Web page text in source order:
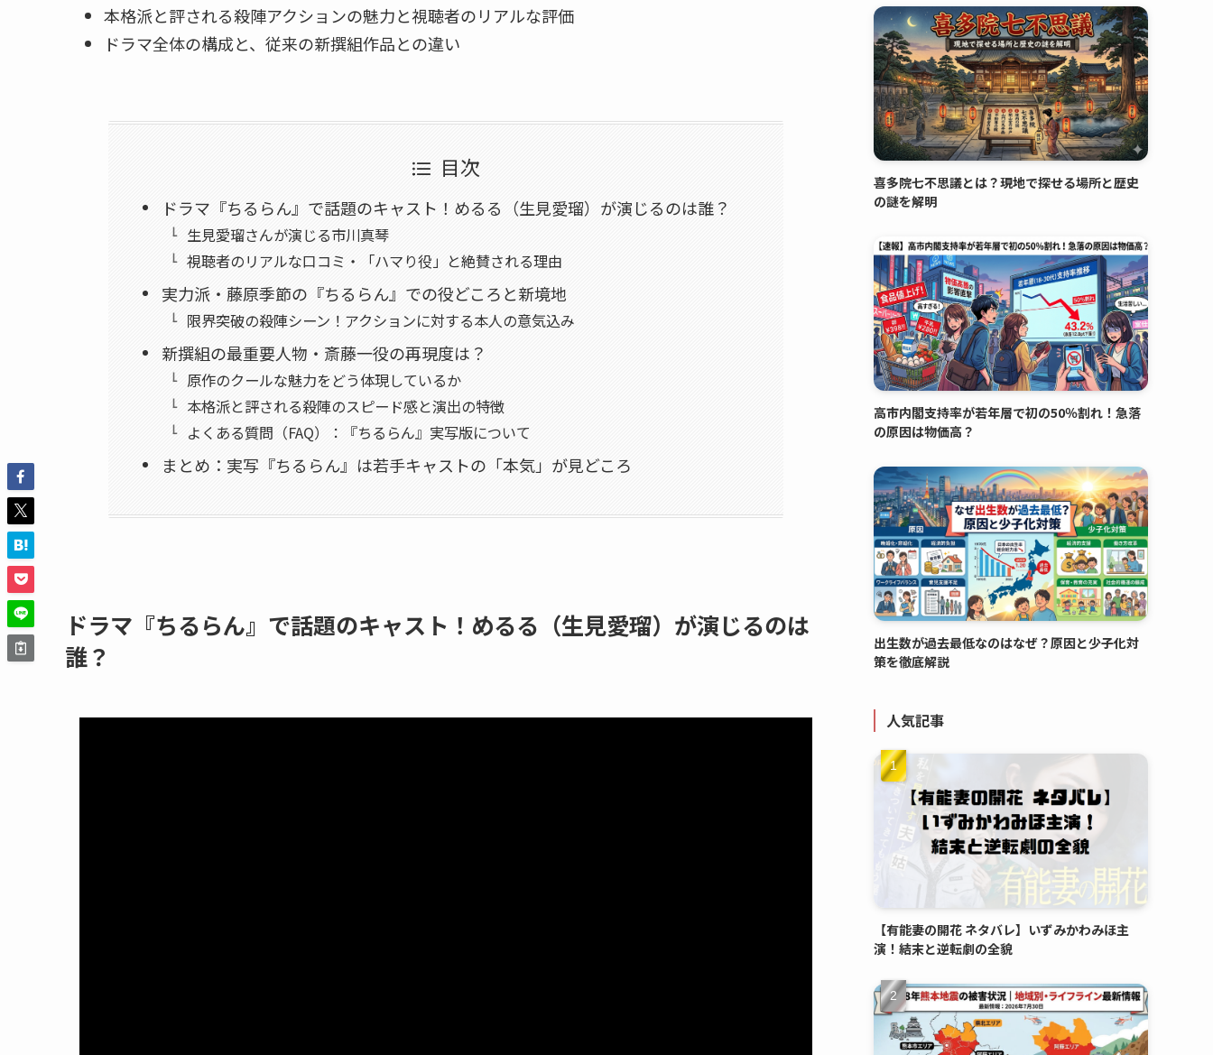
本格派と評される殺陣アクションの魅力と視聴者のリアルな評価
ドラマ全体の構成と、従来の新撰組作品との違い
目次
ドラマ『ちるらん』で話題のキャスト！めるる（生見愛瑠）が演じるのは誰？
生見愛瑠さんが演じる市川真琴
視聴者のリアルな口コミ・「ハマり役」と絶賛される理由
実力派・藤原季節の『ちるらん』での役どころと新境地
限界突破の殺陣シーン！アクションに対する本人の意気込み
新撰組の最重要人物・斎藤一役の再現度は？
原作のクールな魅力をどう体現しているか
本格派と評される殺陣のスピード感と演出の特徴
よくある質問（FAQ）：『ちるらん』実写版について
まとめ：実写『ちるらん』は若手キャストの「本気」が見どころ
ドラマ『ちるらん』で話題のキャスト！めるる（生見愛瑠）が演じるのは
誰？
喜多院七不思議とは？現地で探せる場所と歴史
の謎を解明
高市内閣支持率が若年層で初の50％割れ！急落
の原因は物価高？
出生数が過去最低なのはなぜ？原因と少子化対
策を徹底解説
人気記事
【有能妻の開花 ネタバレ】いずみかわみほ主
演！結末と逆転劇の全貌